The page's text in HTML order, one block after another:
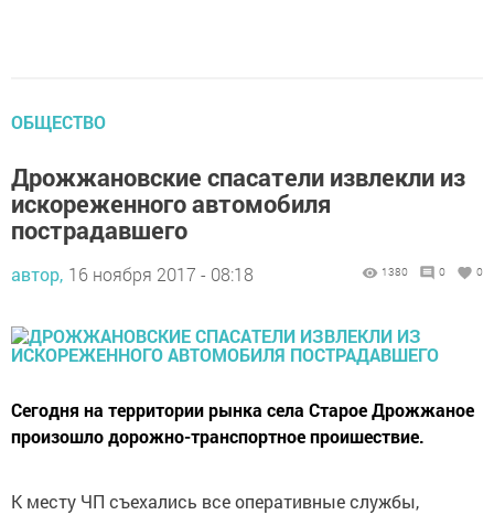
ОБЩЕСТВО
Дрожжановские спасатели извлекли из
искореженного автомобиля
пострадавшего
автор, 16 ноября 2017 - 08:18 1380 0 0
Сегодня на территории рынка села Старое Дрожжаное
произошло дорожно-транспортное проишествие.
К месту ЧП съехались все оперативные службы,